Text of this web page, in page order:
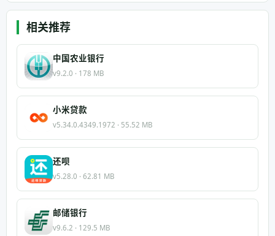
相关推荐
中国农业银行
v9.2.0 · 178 MB
小米贷款
v5.34.0.4349.1972 · 55.52 MB
还呗
v5.28.0 · 62.81 MB
邮储银行
v9.6.2 · 129.5 MB